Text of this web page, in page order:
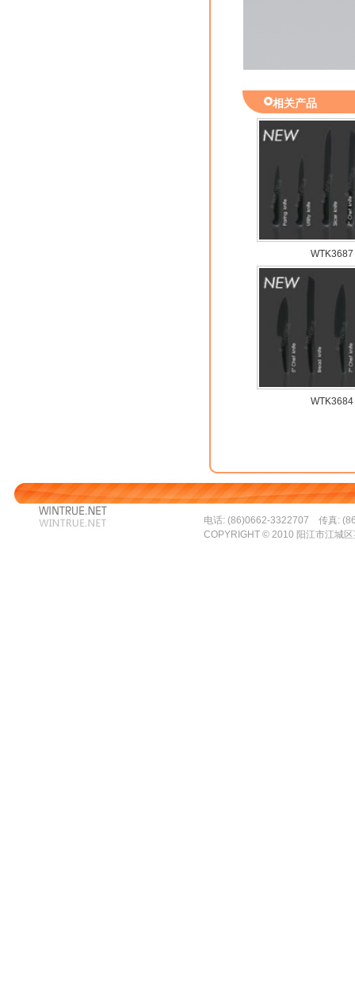
相关产品
WTK3687
WTK3684
电话: (86)0662-3322707 传真:
COPYRIGHT © 2010 阳江市江城